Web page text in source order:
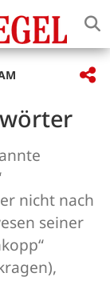
nicht nach
seiner